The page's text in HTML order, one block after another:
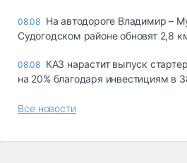
08.08 На автодороге Владимир –
Судогодском районе обновят 2,8
08.08 КАЗ нарастит выпуск
на 20% благодаря инвестициям в
Все новости